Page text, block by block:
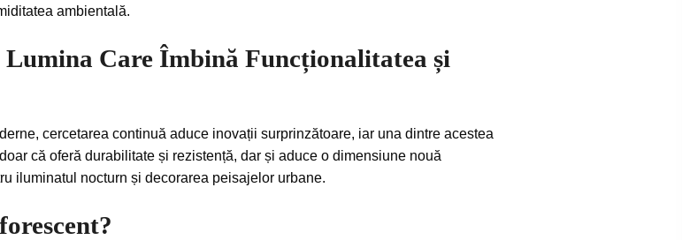
ambientală.
Care Îmbină Funcționalitatea și
cercetarea continuă aduce inovații surprinzătoare, iar una dintre acestea
că oferă durabilitate și rezistență, dar și aduce o dimensiune nouă
iluminatul nocturn și decorarea peisajelor urbane.